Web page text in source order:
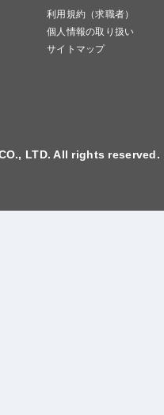
利用規約（求職者）
個人情報の取り扱い
サイトマップ
LTD. All rights reserved.